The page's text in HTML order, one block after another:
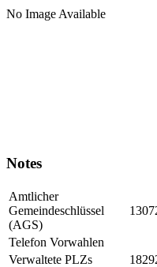
No Image Available
Notes
Amtlicher
Gemeindeschlüssel
(AGS)
Telefon Vorwahlen
Verwaltete PLZs